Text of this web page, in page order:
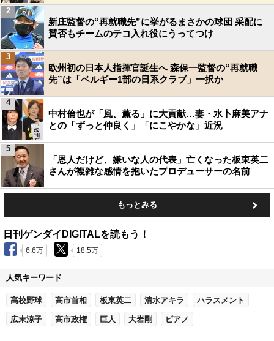
新庄監督の“再就職先”に挙がるまさかの球団 采配に
賛否もチームのテコ入れ役にうってつけ
2
欧州初の日本人指揮官誕生へ 森保一監督の“再就職
先”は「ベルギー1部の日系クラブ」一択か
3
中村倫也が「風、薫る」に大貢献…妻・水卜麻美アナ
との「ずっと仲良く」「にこやかな」近況
4
「恩人だけど、嫌いな人の代表」亡くなった板東英二
さんが複雑な感情を抱いたプロデューサーの名前
5
もっとみる
日刊ゲンダイDIGITALを読もう！
6.6万 18.5万
人気キーワード
高校野球 高市首相 板東英二 清水アキラ ハラスメント
広末涼子 高市政権 巨人 大岩剛 ピアノ